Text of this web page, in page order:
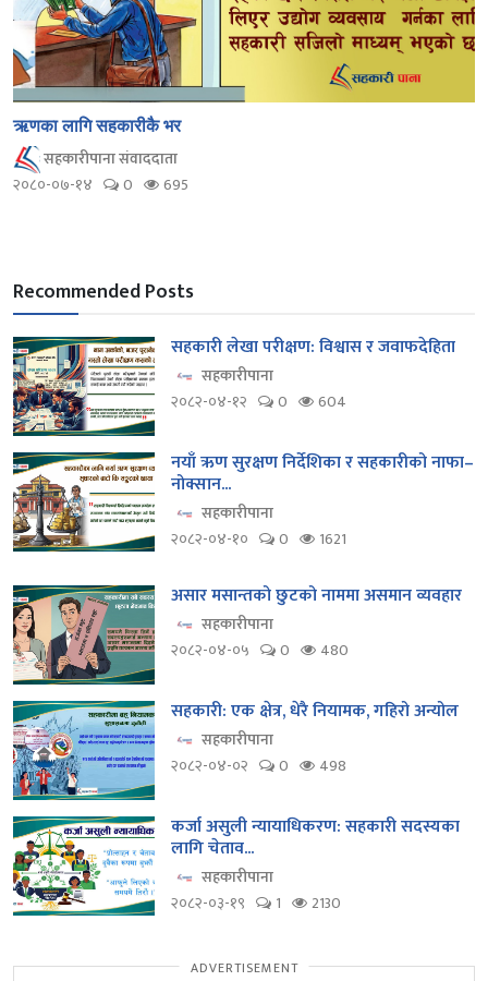
ऋणका लागि सहकारीकै भर
सहकारीपाना संवाददाता
२०८०-०७-१४
0 695
Recommended Posts
सहकारी लेखा परीक्षण: विश्वास र जवाफदेहिता
सहकारीपाना
२०८२-०४-१२
0 604
नयाँ ऋण सुरक्षण निर्देशिका र सहकारीको नाफा–
नोक्सान...
सहकारीपाना
२०८२-०४-१०
0 1621
असार मसान्तको छुटको नाममा असमान व्यवहार
सहकारीपाना
२०८२-०४-०५
0 480
सहकारी: एक क्षेत्र, धेरै नियामक, गहिरो अन्योल
सहकारीपाना
२०८२-०४-०२
0 498
कर्जा असुली न्यायाधिकरण: सहकारी सदस्यका
लागि चेताव...
सहकारीपाना
२०८२-०३-१९
1 2130
ADVERTISEMENT